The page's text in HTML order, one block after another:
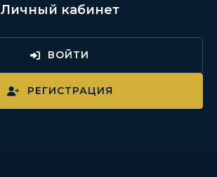
Личный кабинет
ВОЙТИ
РЕГИСТРАЦИЯ